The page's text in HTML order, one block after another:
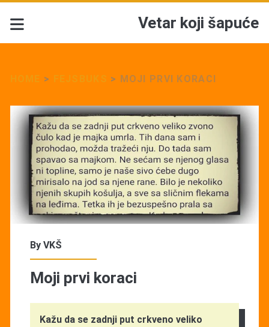
Vetar koji šapuće
> > MOJI PRVI KORACI
By VKŠ
Moji prvi koraci
Kažu da se zadnji put crkveno veliko